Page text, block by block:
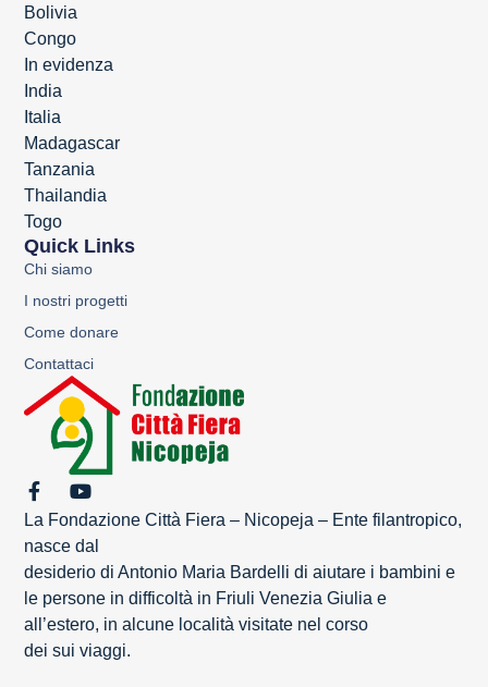
La Fondazione Città Fiera – Nicopeja – Ente filantropico,
nasce dal
desiderio di Antonio Maria Bardelli di aiutare i bambini e
le persone in difficoltà in Friuli Venezia Giulia e
all’estero, in alcune località visitate nel corso
dei sui viaggi.
Bolivia
Congo
In evidenza
India
Italia
Madagascar
Tanzania
Thailandia
Togo
Quick Links
Chi siamo
I nostri progetti
Come donare
Contattaci